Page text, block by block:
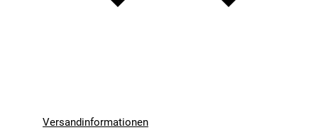
Versandinformationen